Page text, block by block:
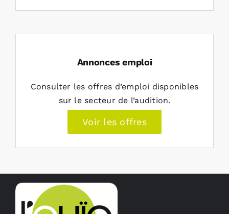
Annonces emploi
Consulter les offres d’emploi disponibles
sur le secteur de l’audition.
Voir les offres